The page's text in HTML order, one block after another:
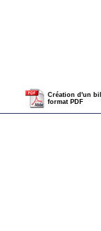
Création d'un
format PDF